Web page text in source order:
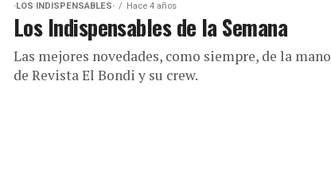
·LOS INDISPENSABLES· Hace 4 años
Los Indispensables de la Semana
Las mejores novedades, como siempre, de la mano
de Revista El Bondi y su crew.